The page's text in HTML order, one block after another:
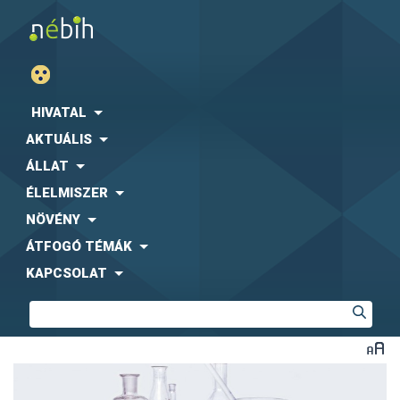
HIVATAL
AKTUÁLIS
ÁLLAT
ÉLELMISZER
NÖVÉNY
ÁTFOGÓ TÉMÁK
KAPCSOLAT